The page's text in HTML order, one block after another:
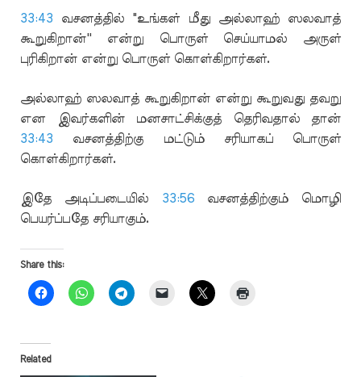
33:43 வசனத்தில் "உங்கள் மீது அல்லாஹ் ஸலவாத்
கூறுகிறான்'' என்று பொருள் செய்யாமல் அருள்
புரிகிறான் என்று பொருள் கொள்கிறார்கள்.
அல்லாஹ் ஸலவாத் கூறுகிறான் என்று கூறுவது தவறு
என இவர்களின் மனசாட்சிக்குத் தெரிவதால் தான்
33:43 வசனத்திற்கு மட்டும் சரியாகப் பொருள்
கொள்கிறார்கள்.
இதே அடிப்படையில் 33:56வசனத்திற்கும் மொழி
பெயர்ப்பதே சரியாகும்.
Share this:
Related